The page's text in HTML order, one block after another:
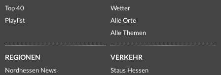
Top 40
Playlist
Wetter
Alle Orte
Alle Themen
REGIONEN
Nordhessen News
VERKEHR
Staus Hessen